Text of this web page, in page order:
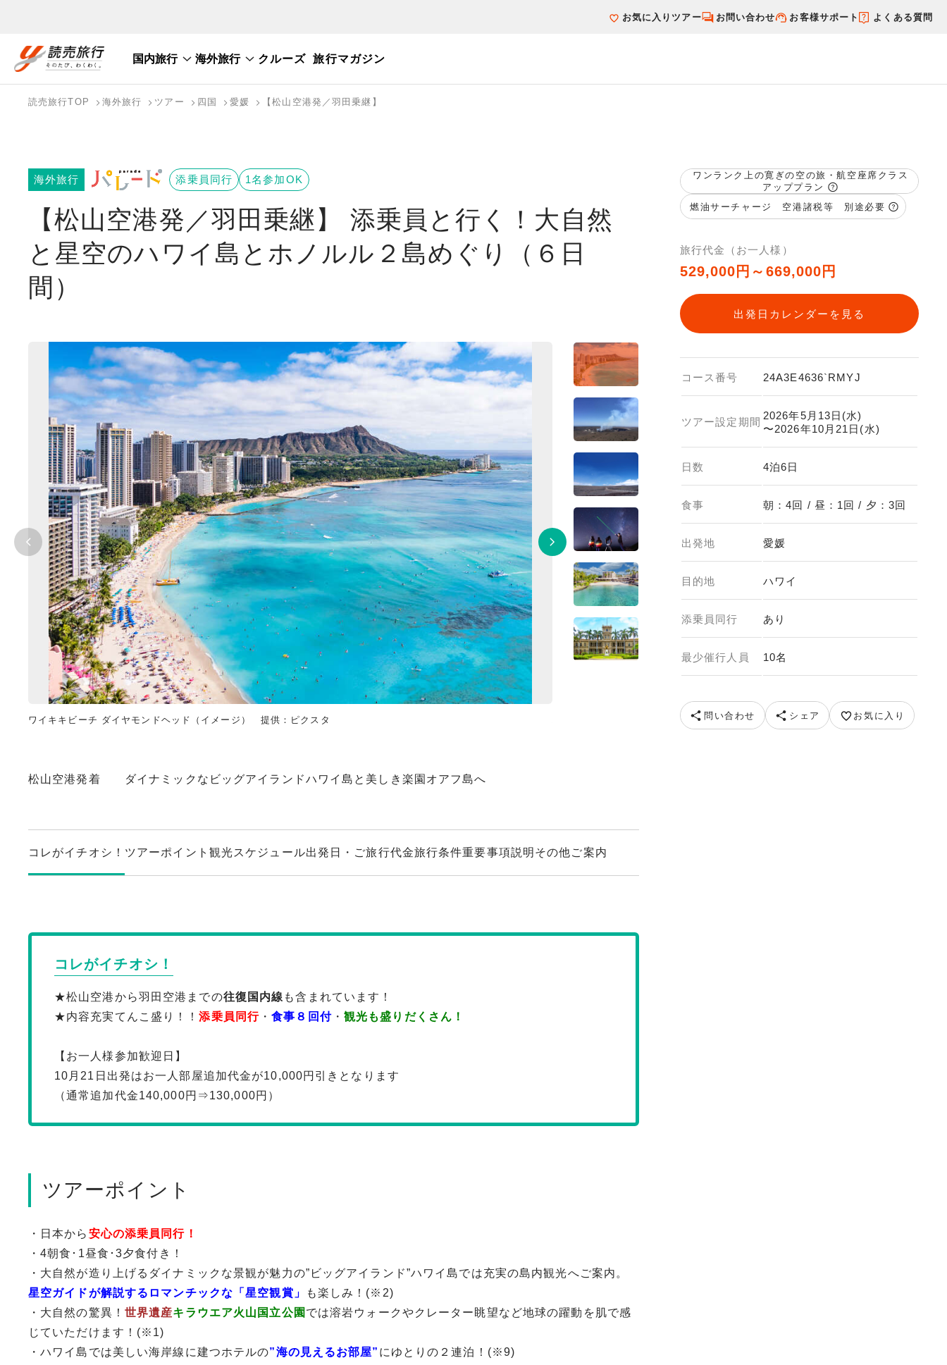
お気に入りツアー お問い合わせ お客様サポート よくある質問
国内旅行 海外旅行 クルーズ 旅行マガジン
国内旅行トップ
海外旅行トップ
読売旅行TOP 海外旅行 ツアー 四国 愛媛 【松山空港発／羽田乗継】
【松山空港発／羽田乗継】 添乗員と行く！大自然
と星空のハワイ島とホノルル２島めぐり（６日
間）
海外旅行 添乗員同行 1名参加OK
ワイキキビーチ ダイヤモンドヘッド（イメージ） 提供：ピクスタ ハワイ島／ハレマウマウ火口（イメージ） TAIKOBO HAWAII INC
松山空港発着 ダイナミックなビッグアイランドハワイ島と美しき楽園オアフ島へ
コレがイチオシ！ ツアーポイント 観光スケジュール出発日・ご旅行代金旅行条件重要事項説明 その他ご案内
コレがイチオシ！
★松山空港から羽田空港までの往復国内線 も含まれています！
★内容充実てんこ盛り！！添乗員同行 ・食事８回付・ 観光も盛りだくさん！
【お一人様参加歓迎日】
10月21日出発はお一人部屋追加代金が10,000円引きとなります
（通常追加代金140,000円⇒130,000円）
ツアーポイント
・日本から 安心の添乗員同行！
・4朝食･1昼食･3夕食付き！
・大自然が造り上げるダイナミックな景観が魅力の”ビッグアイランド”ハワイ島では充実の島内観光へご案内。
星空ガイドが解説するロマンチックな「星空観賞」
も楽しみ！(※2)
・大自然の驚異！ 世界遺産キラウエア火山国立公園 では溶岩ウォークやクレーター眺望など地球の躍動を肌で感
じていただけます！(※1)
・ハワイ島では美しい海岸線に建つホテルの”海の見えるお部屋” にゆとりの２連泊！(※9)
ワンランク上の寛ぎの空の旅・航空座席クラス
アッププラン
燃油サーチャージ 空港諸税等 別途必要
旅行代金（お一人様）
529,000円～669,000円
出発日カレンダーを見る
コース番号 24A3E4636`RMYJ
ツアー設定期間
2026年5月13日(水)
〜2026年10月21日(水)
日数 4泊6日
食事 朝：4回 / 昼：1回 / 夕：3回
出発地 愛媛
目的地 ハワイ
添乗員同行 あり
最少催行人員 10名
問い合わせ シェア お気に入り